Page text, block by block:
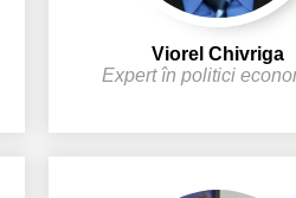
Viorel Chivriga
Expert în politici